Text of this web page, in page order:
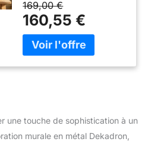
Revêtement en poudre
statique texturé . Acier
de 2 mm. ** Le produit
est à 2 cm du mur. **
supplémentaire.
169,00 €
160,55 €
une touche de sophistication à un
murale en métal Dekadron,